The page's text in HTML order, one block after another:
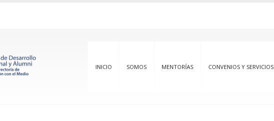
INICIO SOMOS MENTORÍAS CONVENIOS Y SERVICIOS